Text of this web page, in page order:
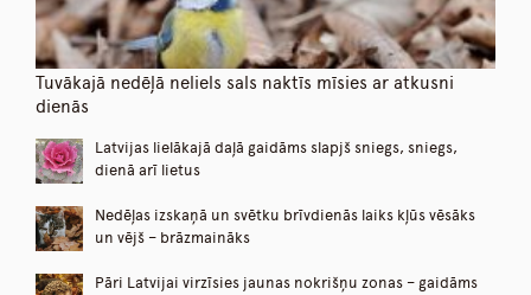
Tuvākajā nedēļā neliels sals naktīs mīsies ar atkusni
dienās
Latvijas lielākajā daļā gaidāms slapjš sniegs, sniegs,
dienā arī lietus
Nedēļas izskaņā un svētku brīvdienās laiks kļūs vēsāks
un vējš – brāzmaināks
Pāri Latvijai virzīsies jaunas nokrišņu zonas – gaidāms